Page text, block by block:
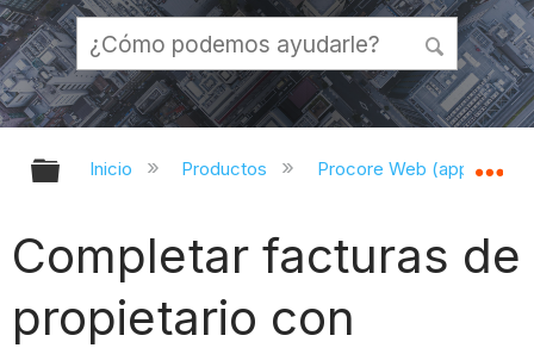
Expandir/contraer jerarquía global
Inicio Productos Procore Web
Completar facturas de
propietario con